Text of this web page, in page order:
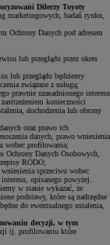
Dilerzy Toyoty
marketingowych, badań rynku,
Ochrony Danych pod adresem
lub przeglądu przez okres
lub przeglądu będziemy
związane z usługą;
prawnie uzasadnionego interesu
konieczności
dochodzenia lub obrony
oraz prawo ich
danych, prawo wniesienia
wobec profilowania;
Ochrony Danych Osobowych,
RODO;
sprzeciwu wobec
opisanego powyżej.
w stanie wykazać, że
podstawy, które są nadrzędne
do ewentualnego ustalenia,
decyzji, w tym
tj. profilowaniu które